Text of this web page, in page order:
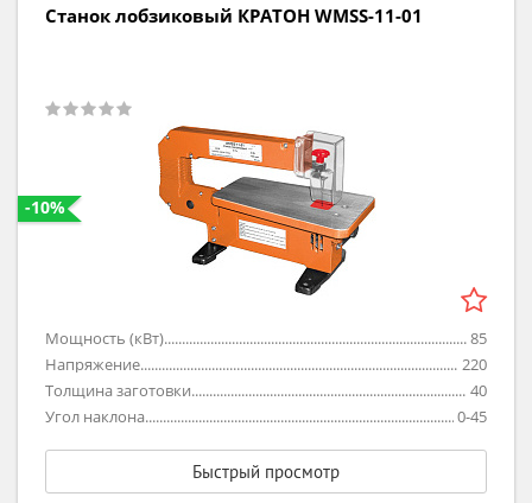
Станок лобзиковый КРАТОН WMSS-11-01
-10%
Мощность (кВт)
85
Напряжение
220
Толщина заготовки
40
Угол наклона
0-45
Быстрый просмотр